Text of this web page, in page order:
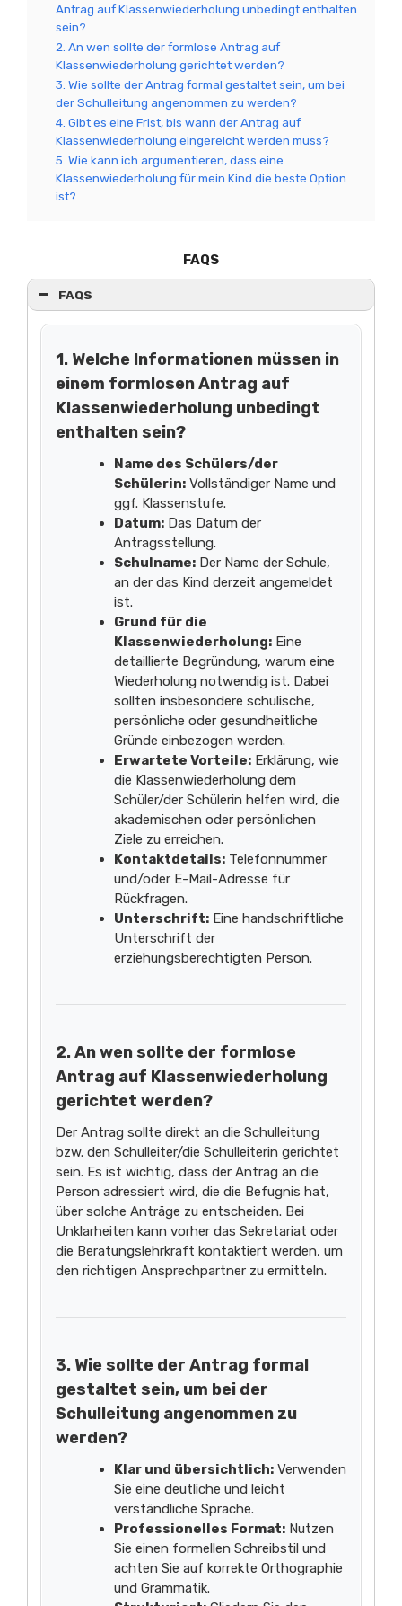
Antrag auf Klassenwiederholung unbedingt enthalten
sein?
2. An wen sollte der formlose Antrag auf
Klassenwiederholung gerichtet werden?
3. Wie sollte der Antrag formal gestaltet sein, um bei
der Schulleitung angenommen zu werden?
4. Gibt es eine Frist, bis wann der Antrag auf
Klassenwiederholung eingereicht werden muss?
5. Wie kann ich argumentieren, dass eine
Klassenwiederholung für mein Kind die beste Option
ist?
FAQS
FAQS
1. Welche Informationen müssen in
einem formlosen Antrag auf
Klassenwiederholung unbedingt
enthalten sein?
Name des Schülers/der
Schülerin: Vollständiger Name und
ggf. Klassenstufe.
Datum: Das Datum der
Antragsstellung.
Schulname: Der Name der Schule,
an der das Kind derzeit angemeldet
ist.
Grund für die
Klassenwiederholung: Eine
detaillierte Begründung, warum eine
Wiederholung notwendig ist. Dabei
sollten insbesondere schulische,
persönliche oder gesundheitliche
Gründe einbezogen werden.
Erwartete Vorteile: Erklärung, wie
die Klassenwiederholung dem
Schüler/der Schülerin helfen wird, die
akademischen oder persönlichen
Ziele zu erreichen.
Kontaktdetails: Telefonnummer
und/oder E-Mail-Adresse für
Rückfragen.
Unterschrift: Eine handschriftliche
Unterschrift der
erziehungsberechtigten Person.
2. An wen sollte der formlose
Antrag auf Klassenwiederholung
gerichtet werden?
Der Antrag sollte direkt an die Schulleitung
bzw. den Schulleiter/die Schulleiterin gerichtet
sein. Es ist wichtig, dass der Antrag an die
Person adressiert wird, die die Befugnis hat,
über solche Anträge zu entscheiden. Bei
Unklarheiten kann vorher das Sekretariat oder
die Beratungslehrkraft kontaktiert werden, um
den richtigen Ansprechpartner zu ermitteln.
3. Wie sollte der Antrag formal
gestaltet sein, um bei der
Schulleitung angenommen zu
werden?
Klar und übersichtlich: Verwenden
Sie eine deutliche und leicht
verständliche Sprache.
Professionelles Format: Nutzen
Sie einen formellen Schreibstil und
achten Sie auf korrekte Orthographie
und Grammatik.